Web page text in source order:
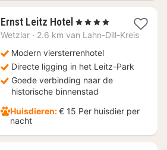
Ernst Leitz Hotel 1
nacht
€
124,10
, 4 Sterren
Wetzlar · 2.6 km van Lahn-Dill-Kreis
Modern viersterrenhotel
Directe ligging in het Leitz-Park
Goede verbinding naar de
historische binnenstad
Huisdieren:€ 15 Per huisdier per
nacht